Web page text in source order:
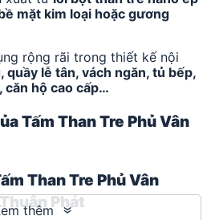
mặt kim loại hoặc gương
rộng rãi trong thiết kế nội
quầy lễ tân, vách ngăn, tủ bếp,
căn hộ cao cấp…
Tấm Than Tre Phủ Vân
Than Tre Phủ Vân
Phát
thêm «